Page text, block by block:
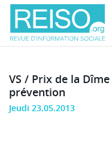
VS / Prix de la
prévention
Jeudi 23.05.2013